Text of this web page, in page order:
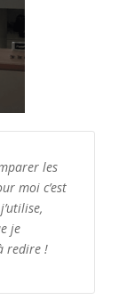
les
moi c’est
je
redire !